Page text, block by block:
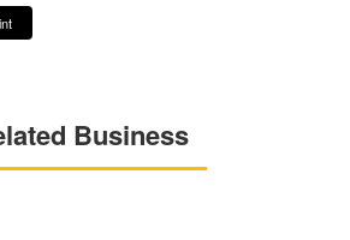
Business